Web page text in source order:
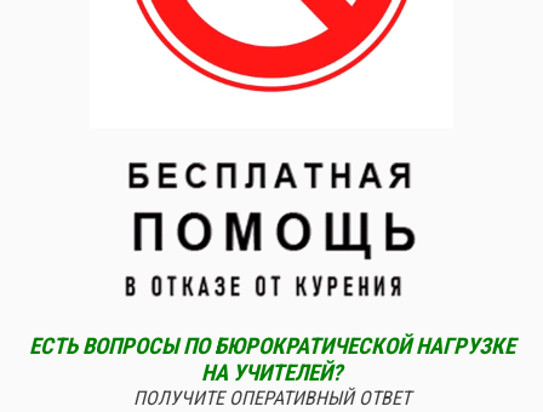
ЕСТЬ ВОПРОСЫ ПО БЮРОКРАТИЧЕСКОЙ НАГРУЗКЕ
НА УЧИТЕЛЕЙ?
ПОЛУЧИТЕ ОПЕРАТИВНЫЙ ОТВЕТ